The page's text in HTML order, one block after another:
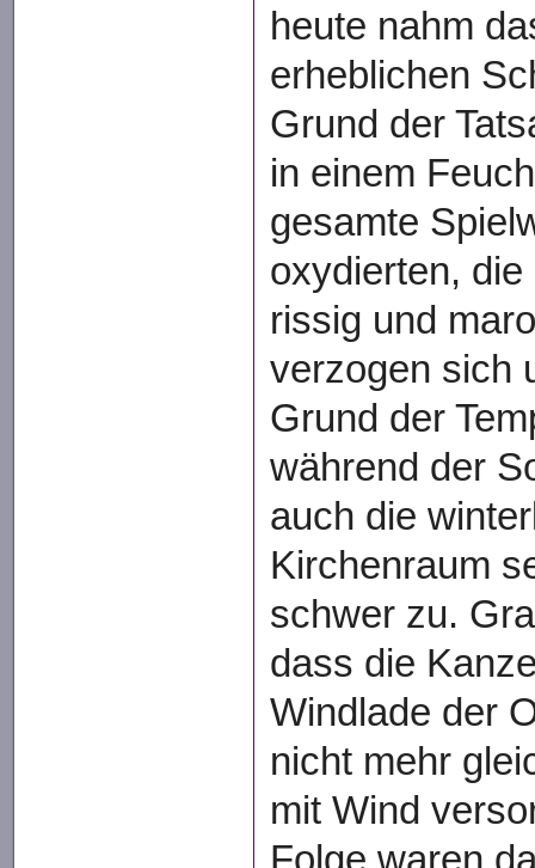
heute nahm
erheblichen
Grund der
in einem
gesamte
oxydierten,
rissig und
verzogen sich
Grund der
während der
auch die
Kirchenraum
schwer zu.
dass die
Windlade der
nicht mehr
mit Wind
Folge waren